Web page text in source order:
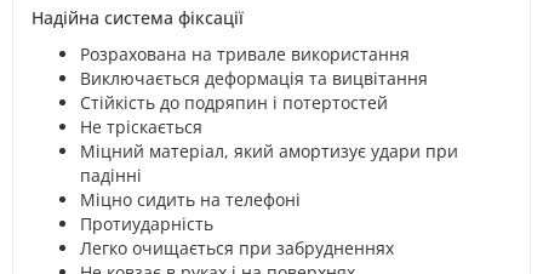
Надійна система фіксації
Розрахована на тривале використання
Виключається деформація та вицвітання
Стійкість до подряпин і потертостей
Не тріскається
Міцний матеріал, який амортизує удари при
падінні
Міцно сидить на телефоні
Протиударність
Легко очищається при забрудненнях